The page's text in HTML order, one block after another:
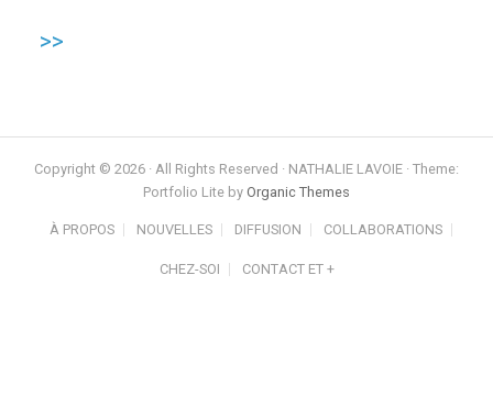
>>
Copyright © 2026 · All Rights Reserved · NATHALIE LAVOIE · Theme:
Portfolio Lite by Organic Themes
À PROPOS NOUVELLES DIFFUSION COLLABORATIONS
CHEZ-SOI CONTACT ET +